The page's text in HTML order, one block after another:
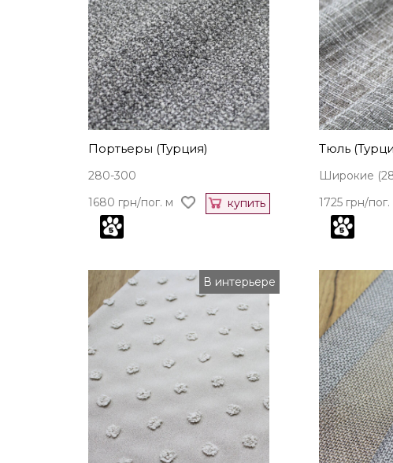
Портьеры (Турция)
280-300
1680 грн/пог. м
купить
Тюль
Широкие
1725 грн/
В интерьере